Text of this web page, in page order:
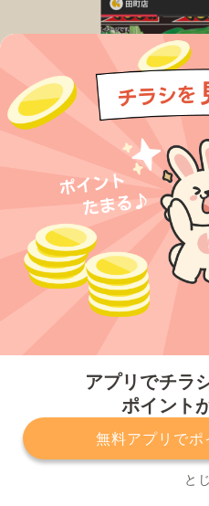
アプリでチラ
ポイント
無料アプリでポ
と
プライバシーポリシー
サービスに関してのお問い合